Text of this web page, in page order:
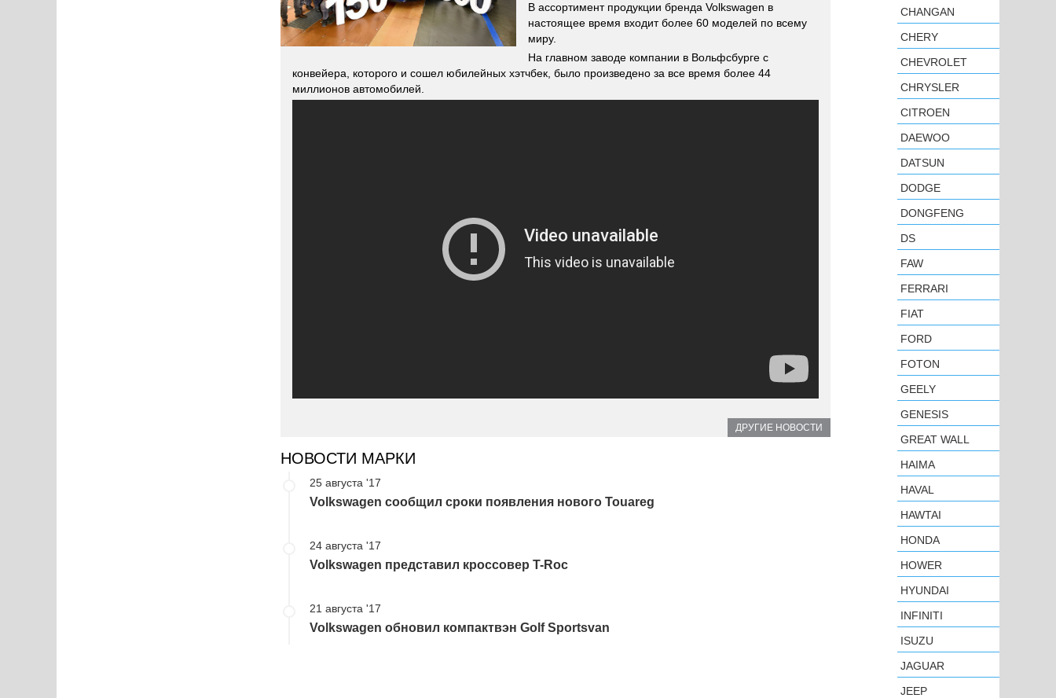
В ассортимент продукции бренда Volkswagen в
настоящее время входит более 60 моделей по всему
миру.
На главном заводе компании в Вольфсбурге с
конвейера, которого и сошел юбилейных хэтчбек, было произведено за все время более 44
миллионов автомобилей.
ДРУГИЕ НОВОСТИ
НОВОСТИ МАРКИ
25 августа '17
Volkswagen сообщил сроки появления нового Touareg
24 августа '17
Volkswagen представил кроссовер T-Roc
21 августа '17
Volkswagen обновил компактвэн Golf Sportsvan
CHANGAN
CHERY
CHEVROLET
CHRYSLER
CITROEN
DAEWOO
DATSUN
DODGE
DONGFENG
DS
FAW
FERRARI
FIAT
FORD
FOTON
GEELY
GENESIS
GREAT WALL
HAIMA
HAVAL
HAWTAI
HONDA
HOWER
HYUNDAI
INFINITI
ISUZU
JAGUAR
JEEP